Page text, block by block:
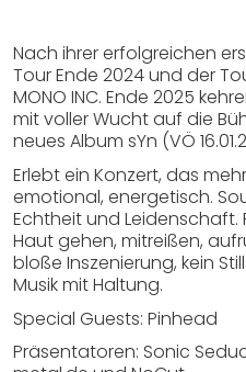
Nach ihrer erfolgreichen
Tour Ende 2024 und der
MONO INC. Ende 2025
mit voller Wucht auf die
neues Album sYn (VÖ
Erlebt ein Konzert, das
emotional, energetisch.
Echtheit und Leidenschaft.
Haut gehen, mitreißen,
bloße Inszenierung, kein
Musik mit Haltung.
Special Guests: Pinhead
Präsentatoren: Sonic